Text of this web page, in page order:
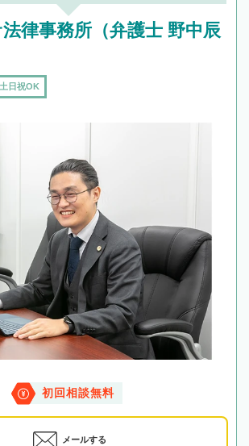
律事務所（弁護士 野中辰
土日祝OK
初回相談無料
メールする